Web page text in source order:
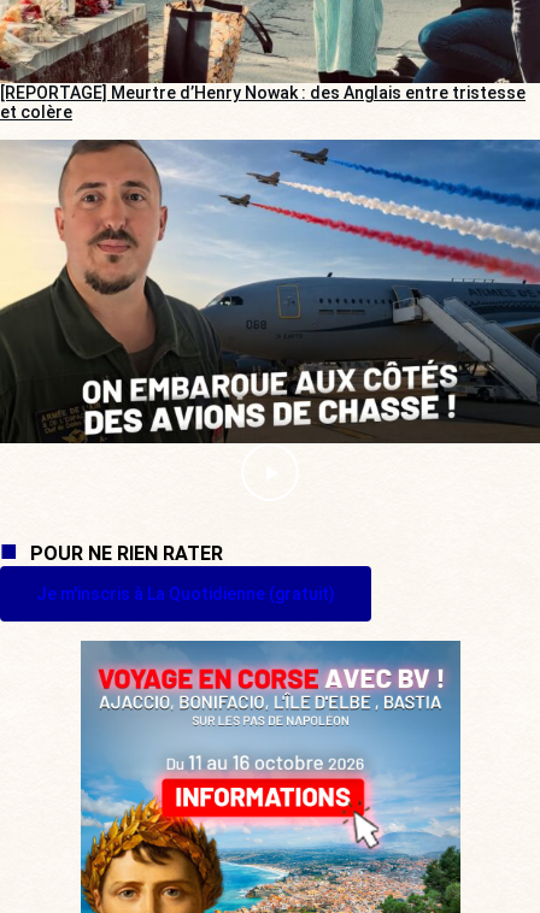
[REPORTAGE] Meurtre d’Henry Nowak : des Anglais entre tristesse
et colère
POUR NE RIEN RATER
Je m'inscris à La Quotidienne (gratuit)